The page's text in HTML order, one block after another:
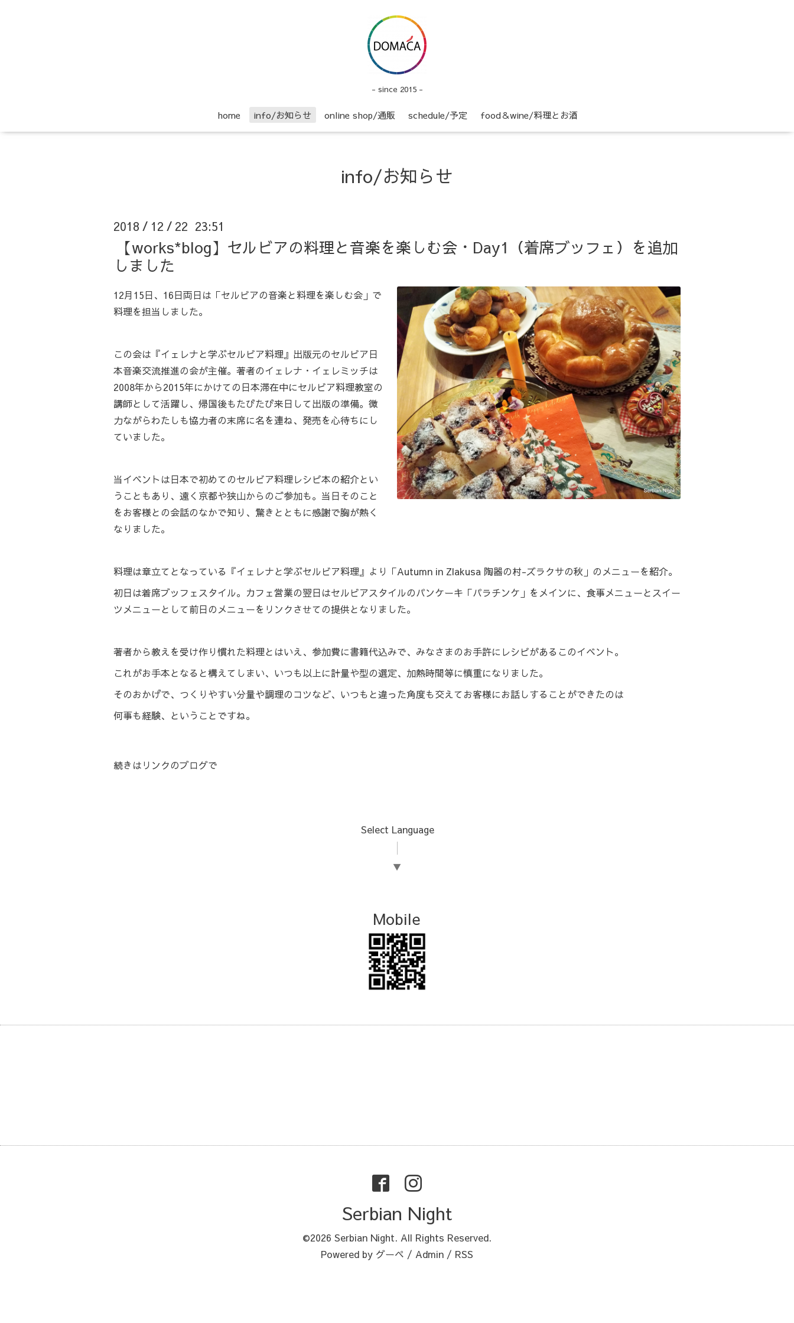
- since 2015 -
home info/お知らせ online shop/通販 schedule/予定 food＆wine/料理とお酒
info/お知らせ
2018 / 12 / 22 23:51
【works*blog】セルビアの料理と音楽を楽しむ会・Day1（着席ブッフェ）を追加
しました
12月15日、16日両日は「セルビアの音楽と料理を楽しむ会」で
料理を担当しました。
この会は『イェレナと学ぶセルビア料理』出版元のセルビア日
本音楽交流推進の会が主催。著者のイェレナ・イェレミッチは
2008年から2015年にかけての日本滞在中にセルビア料理教室の
講師として活躍し、帰国後もたびたび来日して出版の準備。微
力ながらわたしも協力者の末席に名を連ね、発売を心待ちにし
ていました。
当イベントは日本で初めてのセルビア料理レシピ本の紹介とい
うこともあり、遠く京都や狭山からのご参加も。当日そのこと
をお客様との会話のなかで知り、驚きとともに感謝で胸が熱く
なりました。
料理は章立てとなっている『イェレナと学ぶセルビア料理』より「Autumn in Zlakusa 陶器の村-ズラクサの秋」のメニューを紹介。
初日は着席ブッフェスタイル。カフェ営業の翌日はセルビアスタイルのパンケーキ「パラチンケ」をメインに、食事メニューとスイー
ツメニューとして前日のメニューをリンクさせての提供となりました。
著者から教えを受け作り慣れた料理とはいえ、参加費に書籍代込みで、みなさまのお手許にレシピがあるこのイベント。
これがお手本となると構えてしまい、いつも以上に計量や型の選定、加熱時間等に慎重になりました。
そのおかげで、つくりやすい分量や調理のコツなど、いつもと違った角度も交えてお客様にお話しすることができたのは
何事も経験、ということですね。
続きはリンクのブログで
Select Language
▼
Mobile
Serbian Night
©2026 Serbian Night. All Rights Reserved.
Powered by グーペ / Admin / RSS